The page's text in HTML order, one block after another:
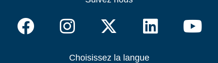
Choisissez la langue